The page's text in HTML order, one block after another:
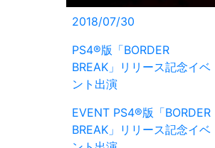
2018/07/30
PS4®版「BORDER
BREAK」リリース記念イベ
ント出演
EVENT PS4®版「BORDER
BREAK」リリース記念イベ